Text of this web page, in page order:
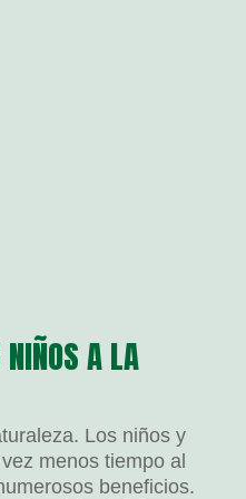
NIÑOS A LA
Los niños y
menos tiempo al
beneficios.